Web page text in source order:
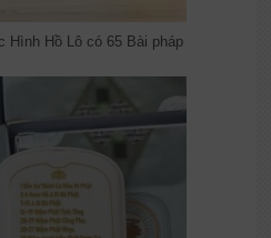
Hình Hồ Lô có 65 Bài pháp